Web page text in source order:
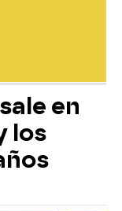
en
los